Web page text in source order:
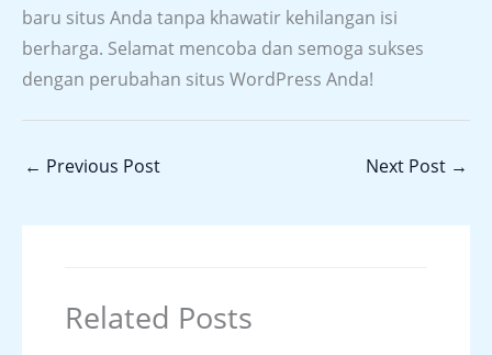
baru situs Anda tanpa khawatir kehilangan isi
berharga. Selamat mencoba dan semoga sukses
dengan perubahan situs WordPress Anda!
← Previous Post Next Post →
Related Posts